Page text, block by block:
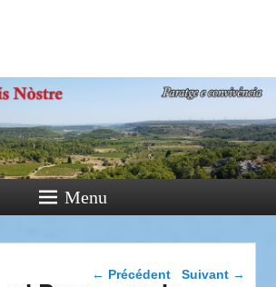
Paratge e Convivència
Menu
Navigation dans les
← Précédent Suivant →